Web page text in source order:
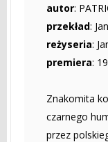
autor:
przekład:
reżyseria:
premiera:
Znakomita
czarnego
przez